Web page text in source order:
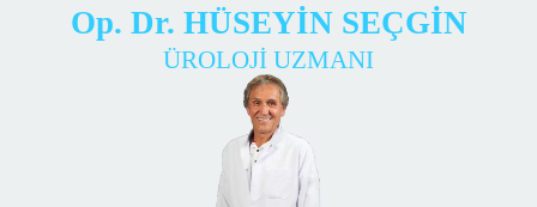
Op. Dr. HÜSEYİN SEÇGİN
ÜROLOJİ UZMANI